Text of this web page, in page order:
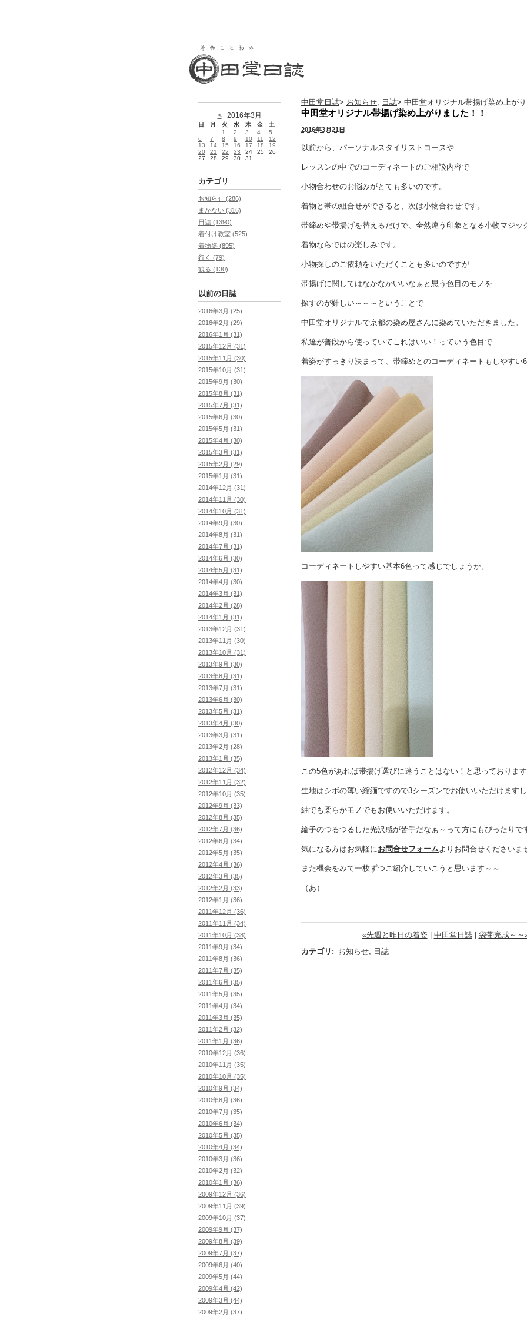
中田堂日誌> お知らせ, 日誌> 中田堂オリジナル帯揚げ染め上がり
中田堂オリジナル帯揚げ染め上がりました！！
2016年3月21日
以前から、パーソナルスタイリストコースや
レッスンの中でのコーディネートのご相談内容で
小物合わせのお悩みがとても多いのです。
着物と帯の組合せができると、次は小物合わせです。
帯締めや帯揚げを替えるだけで、全然違う印象となる小物マジッ
着物ならではの楽しみです。
小物探しのご依頼をいただくことも多いのですが
帯揚げに関してはなかなかいいなぁと思う色目のモノを
探すのが難しい～～～ということで
中田堂オリジナルで京都の染め屋さんに染めていただきました。
私達が普段から使っていてこれはいい！っていう色目で
着姿がすっきり決まって、帯締めとのコーディネートもしやすい6
コーディネートしやすい基本6色って感じでしょうか。
この5色があれば帯揚げ選びに迷うことはない！と思っております
生地はシボの薄い縮緬ですので3シーズンでお使いいただけますし
紬でも柔らかモノでもお使いいただけます。
綸子のつるつるした光沢感が苦手だなぁ～って方にもぴったりで
気になる方はお気軽に お問合せフォーム よりお問合せくださいま
また機会をみて一枚ずつご紹介していこうと思います～～
（あ）
«先週と昨日の着姿| 中田堂日誌| 袋帯完成～～
カテゴリ : お知らせ 日誌
<2016年3月
日 月 火 水 木 金
土
1
2 3 4
5
6
7 8 9 10 11
12
13
14 15 16 17 18
19
20
21 22 23 24 25
26
27
28 29 30 31
カテゴリ
お知らせ (286)
まかない (316)
日誌 (1390)
着付け教室 (525)
着物姿 (895)
行く (79)
観る (130)
以前の日誌
2016年3月 (25)
2016年2月 (29)
2016年1月 (31)
2015年12月 (31)
2015年11月 (30)
2015年10月 (31)
2015年9月 (30)
2015年8月 (31)
2015年7月 (31)
2015年6月 (30)
2015年5月 (31)
2015年4月 (30)
2015年3月 (31)
2015年2月 (29)
2015年1月 (31)
2014年12月 (31)
2014年11月 (30)
2014年10月 (31)
2014年9月 (30)
2014年8月 (31)
2014年7月 (31)
2014年6月 (30)
2014年5月 (31)
2014年4月 (30)
2014年3月 (31)
2014年2月 (28)
2014年1月 (31)
2013年12月 (31)
2013年11月 (30)
2013年10月 (31)
2013年9月 (30)
2013年8月 (31)
2013年7月 (31)
2013年6月 (30)
2013年5月 (31)
2013年4月 (30)
2013年3月 (31)
2013年2月 (28)
2013年1月 (35)
2012年12月 (34)
2012年11月 (32)
2012年10月 (35)
2012年9月 (33)
2012年8月 (35)
2012年7月 (36)
2012年6月 (34)
2012年5月 (35)
2012年4月 (36)
2012年3月 (35)
2012年2月 (33)
2012年1月 (36)
2011年12月 (36)
2011年11月 (34)
2011年10月 (38)
2011年9月 (34)
2011年8月 (36)
2011年7月 (35)
2011年6月 (35)
2011年5月 (35)
2011年4月 (34)
2011年3月 (35)
2011年2月 (32)
2011年1月 (36)
2010年12月 (36)
2010年11月 (35)
2010年10月 (35)
2010年9月 (34)
2010年8月 (36)
2010年7月 (35)
2010年6月 (34)
2010年5月 (35)
2010年4月 (34)
2010年3月 (36)
2010年2月 (32)
2010年1月 (36)
2009年12月 (36)
2009年11月 (39)
2009年10月 (37)
2009年9月 (37)
2009年8月 (39)
2009年7月 (37)
2009年6月 (40)
2009年5月 (44)
2009年4月 (42)
2009年3月 (44)
2009年2月 (37)